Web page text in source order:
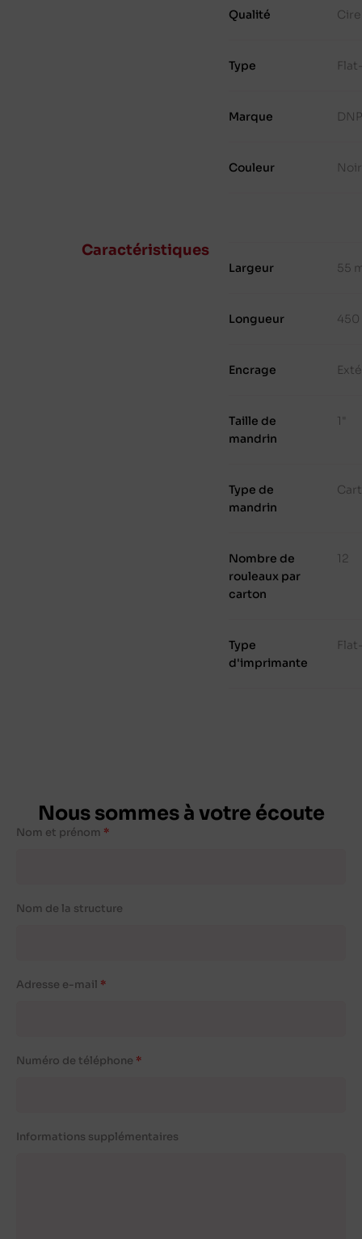
Qualité
Type
Marque
Couleur Noir
Caractéristiques
Largeur 55
Longueur 450
Encrage
Taille de
mandrin
1"
Type de
mandrin
Nombre de
rouleaux par
carton
12
Type
d'imprimante
Nous sommes à votre écoute
Nom et prénom
Nom de la structure
Adresse e-mail
Numéro de téléphone
Informations supplémentaires